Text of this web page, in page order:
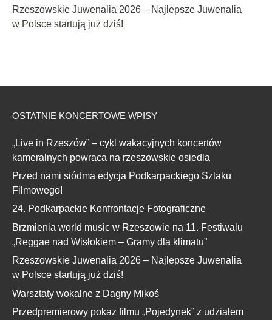
Rzeszowskie Juwenalia 2026 – Najlepsze Juwenalia
w Polsce startują już dziś!
OSTATNIE KONCERTOWE WPISY
„Live in Rzeszów” – cykl wakacyjnych koncertów
kameralnych powraca na rzeszowskie osiedla
Przed nami siódma edycja Podkarpackiego Szlaku
Filmowego!
24. Podkarpackie Konfrontacje Fotograficzne
Brzmienia world music w Rzeszowie na 11. Festiwalu
„Reggae nad Wisłokiem – Gramy dla klimatu”
Rzeszowskie Juwenalia 2026 – Najlepsze Juwenalia
w Polsce startują już dziś!
Warsztaty wokalne z Dagny Mikoś
Przedpremierowy pokaz filmu „Pojedynek” z udziałem